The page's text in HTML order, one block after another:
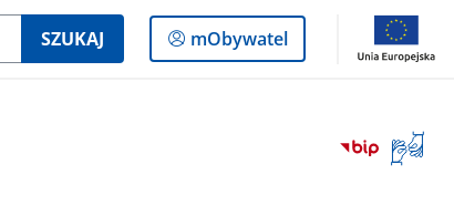
SZUKAJ
Logowanie
do
mObywatel
Otwórz
okno